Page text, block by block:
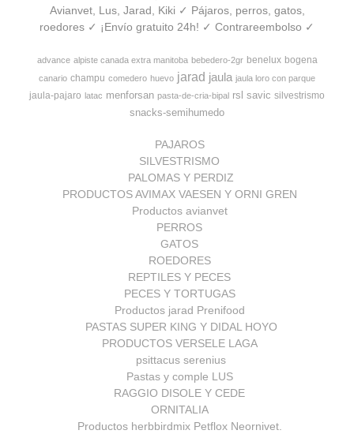
Avianvet, Lus, Jarad, Kiki ✓ Pájaros, perros, gatos,
roedores ✓ ¡Envío gratuito 24h! ✓ Contrareembolso ✓
advance alpiste canada extra manitoba bebedero-2gr benelux bogena
canario champu comedero huevo jarad jaula jaula loro con parque
jaula-pajaro latac menforsan pasta-de-cria-bipal rsl savic silvestrismo
snacks-semihumedo
PAJAROS
SILVESTRISMO
PALOMAS Y PERDIZ
PRODUCTOS AVIMAX VAESEN Y ORNI GREN
Productos avianvet
PERROS
GATOS
ROEDORES
REPTILES Y PECES
PECES Y TORTUGAS
Productos jarad Prenifood
PASTAS SUPER KING Y DIDAL HOYO
PRODUCTOS VERSELE LAGA
psittacus serenius
Pastas y comple LUS
RAGGIO DISOLE Y CEDE
ORNITALIA
Productos herbbirdmix Petflox Neornivet.